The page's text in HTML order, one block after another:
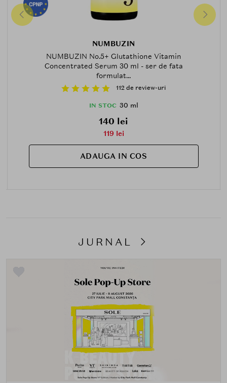
NUMBUZIN
NUMBUZIN No.5+ Glutathione Vitamin
Concentrated Serum 30 ml - ser de fata
formulat...
112 de review-uri
IN STOC 30 ml
140 lei
119 lei
ADAUGA IN COS
JURNAL